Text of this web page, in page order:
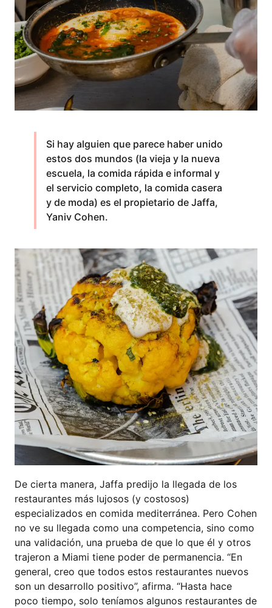
Si hay alguien que parece haber unido
estos dos mundos (la vieja y la nueva
escuela, la comida rápida e informal y
el servicio completo, la comida casera
y de moda) es el propietario de Jaffa,
Yaniv Cohen.
De cierta manera, Jaffa predijo la llegada de los
restaurantes más lujosos (y costosos)
especializados en comida mediterránea. Pero Cohen
no ve su llegada como una competencia, sino como
una validación, una prueba de que lo que él y otros
trajeron a Miami tiene poder de permanencia. “En
general, creo que todos estos restaurantes nuevos
son un desarrollo positivo”, afirma. “Hasta hace
poco tiempo, solo teníamos algunos restaurantes de